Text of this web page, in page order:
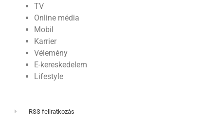
TV
Online média
Mobil
Karrier
Vélemény
E-kereskedelem
Lifestyle
RSS feliratkozás